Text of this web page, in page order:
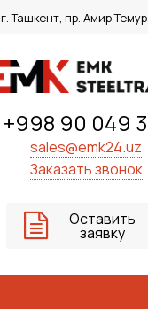
г. Ташкент, пр. Амир
+998 90 049
sales@emk24.uz
Заказать звонок
Оставить
заявку